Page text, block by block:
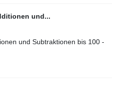
und...
und Subtraktionen bis 100 -